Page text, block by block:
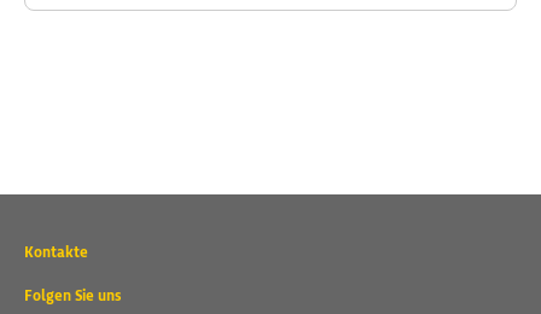
Wichtige
und
Kontakte
Folgen Sie uns